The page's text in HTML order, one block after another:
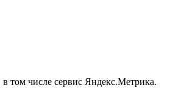
том числе сервис Яндекс.Метрика.